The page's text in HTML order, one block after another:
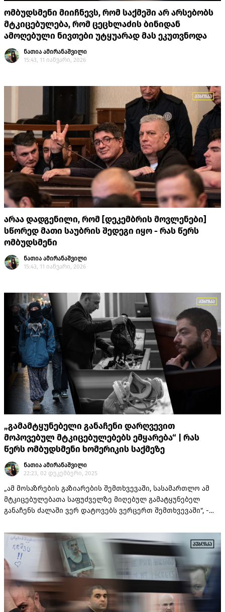
ომბუდსმენი მიიჩნევს, რომ საქმეში არ არსებობს
მტკიცებულება, რომ ცეცხლაძის ბინიდან
ამოღებული ნივთები უტყუარად მას ეკუთვნოდა
ნათია ამირანაშვილი
15:43, 11 იანვარი, 2026
არაა დადგენილი, რომ [დეკემბრის მოვლენები]
სწორედ მათი საუბრის შედეგი იყო - რას წერს
ომბუდსმენი
ნათია ამირანაშვილი
15:43, 11 იანვარი, 2026
„გამამტყუნებელი განაჩენი დარღვევით
მოპოვებულ მტკიცებულებებს ემყარება“ | რას
წერს ომბუდსმენი ხომერიკის საქმეზე
ნათია ამირანაშვილი
22:23, 02 დეკემბერი, 2025
„ამ მოსაზრების გაზიარების შემთხვევაში, სასამართლო ამ
მტკიცებულებათა საფუძველზე მიღებულ გამატყუნებელ
განაჩენს ძალაში ვერ დატოვებს ვერცერთ შემთხვევაში", -
შოთა თუთბერიძე.